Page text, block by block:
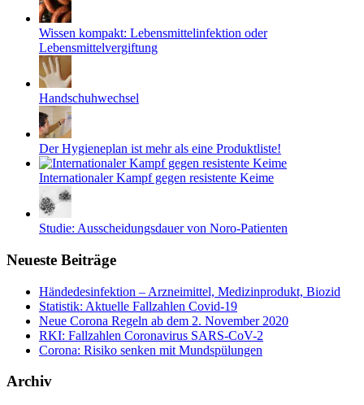
Wissen kompakt: Lebensmittelinfektion oder
Lebensmittelvergiftung
Handschuhwechsel
Der Hygieneplan ist mehr als eine Produktliste!
Internationaler Kampf gegen resistente Keime
Studie: Ausscheidungsdauer von Noro-Patienten
Neueste Beiträge
Händedesinfektion – Arzneimittel, Medizinprodukt, Biozid
Statistik: Aktuelle Fallzahlen Covid-19
Neue Corona Regeln ab dem 2. November 2020
RKI: Fallzahlen Coronavirus SARS-CoV-2
Corona: Risiko senken mit Mundspülungen
Archiv